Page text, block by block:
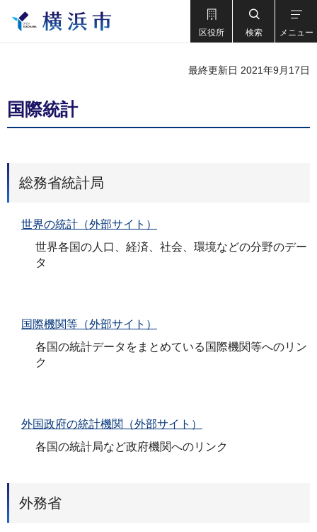
区役所 検索 メニュー
最終更新日 2021年9月17日
国際統計
総務省統計局
世界の統計（外部サイト）
世界各国の人口、経済、社会、環境などの分野のデー
タ
国際機関等（外部サイト）
各国の統計データをまとめている国際機関等へのリン
ク
外国政府の統計機関（外部サイト）
各国の統計局など政府機関へのリンク
外務省